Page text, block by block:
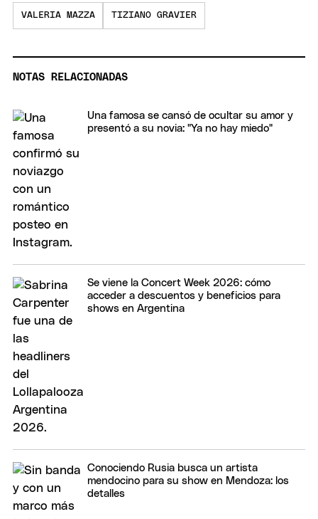
VALERIA MAZZA TIZIANO GRAVIER
NOTAS RELACIONADAS
Una famosa se cansó de ocultar su amor y
presentó a su novia: "Ya no hay miedo"
Se viene la Concert Week 2026: cómo
acceder a descuentos y beneficios para
shows en Argentina
Conociendo Rusia busca un artista
mendocino para su show en Mendoza: los
detalles